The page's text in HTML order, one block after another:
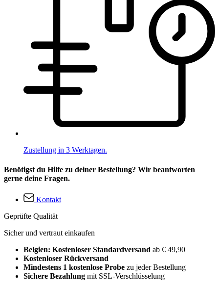
Zustellung in 3 Werktagen.
Benötigst du Hilfe zu deiner Bestellung? Wir beantworten
gerne deine Fragen.
Kontakt
Geprüfte Qualität
Sicher und vertraut einkaufen
Belgien: Kostenloser Standardversand ab € 49,90
Kostenloser Rückversand
Mindestens 1 kostenlose Probe zu jeder Bestellung
Sichere Bezahlung mit SSL-Verschlüsselung